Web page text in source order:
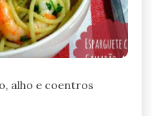
alho e coentros